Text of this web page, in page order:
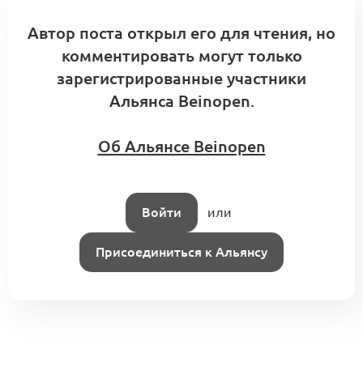
Автор поста открыл его для чтения, но
комментировать могут только
зарегистрированные участники
Альянса Beinopen.
Об Альянсе Beinopen
Войти или
Присоединиться к Альянсу